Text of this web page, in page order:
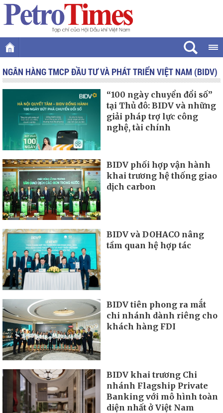
NGÂN HÀNG TMCP ĐẦU TƯ VÀ PHÁT TRIỂN VIỆT NAM (BIDV)
“100 ngày chuyển đổi số”
tại Thủ đô: BIDV và những
giải pháp trợ lực công
nghệ, tài chính
BIDV phối hợp vận hành
khai trương hệ thống giao
dịch carbon
BIDV và DOHACO nâng
tầm quan hệ hợp tác
BIDV tiên phong ra mắt
chi nhánh dành riêng cho
khách hàng FDI
BIDV khai trương Chi
nhánh Flagship Private
Banking với mô hình toàn
diện nhất ở Việt Nam